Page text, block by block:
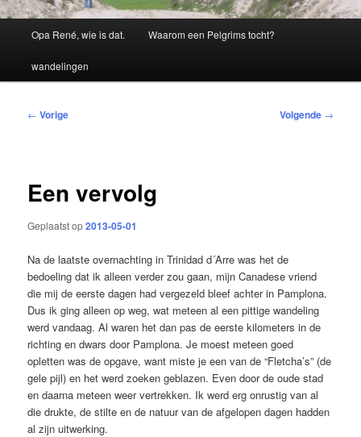
Opa René, wie is dat. Waarom een Pelgrims tocht?
wandelingen
Bericht
← Vorige Volgende →
Een vervolg
Geplaatst op2013-05-01
Na de laatste overnachting in Trinidad d´Arre was het de
bedoeling dat ik alleen verder zou gaan, mijn Canadese vriend
die mij de eerste dagen had vergezeld bleef achter in Pamplona.
Dus ik ging alleen op weg, wat meteen al een pittige wandeling
werd vandaag. Al waren het dan pas de eerste kilometers in de
richting en dwars door Pamplona. Je moest meteen goed
opletten was de opgave, want miste je een van de “Fletcha’s” (de
gele pijl) en het werd zoeken geblazen. Even door de oude stad
en daarna meteen weer vertrekken. Ik werd erg onrustig van al
die drukte, de stilte en de natuur van de afgelopen dagen hadden
al zijn uitwerking.